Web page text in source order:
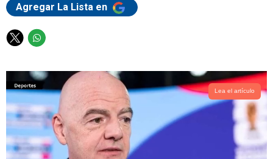
Agregar La Lista en
T
i
t
t
e
r
W
a
t
s
a
p
p
Lea el artículo